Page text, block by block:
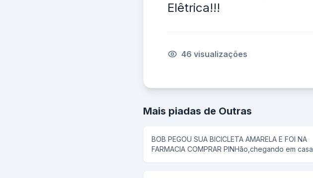
Elêtrica!!!
46 visualizações
Mais piadas de Outras
BOB PEGOU SUA BICICLETA AMARELA E FOI NA
FARMACIA COMPRAR PINHão,chegando em casa